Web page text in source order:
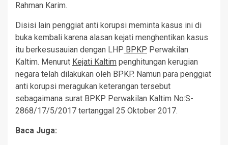
Rahman Karim.
Disisi lain penggiat anti korupsi meminta kasus ini di
buka kembali karena alasan kejati menghentikan kasus
itu berkesusauian dengan LHP BPKP Perwakilan
Kaltim. Menurut Kejati Kaltim penghitungan kerugian
negara telah dilakukan oleh BPKP. Namun para penggiat
anti korupsi meragukan keterangan tersebut
sebagaimana surat BPKP Perwakilan Kaltim No:S-
2868/17/5/2017 tertanggal 25 Oktober 2017.
Baca Juga: